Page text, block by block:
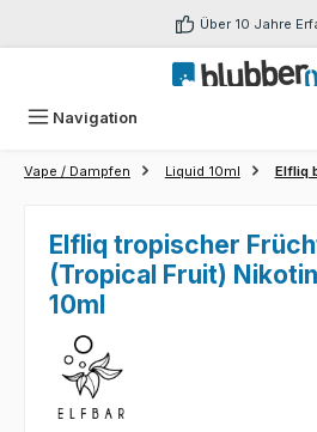
Zum Hauptinhalt springen Über 10 Jahre
Navigation
Vape / Dampfen Liquid 10ml Elfliq
Elfliq tropischer
(Tropical Fruit)
10ml